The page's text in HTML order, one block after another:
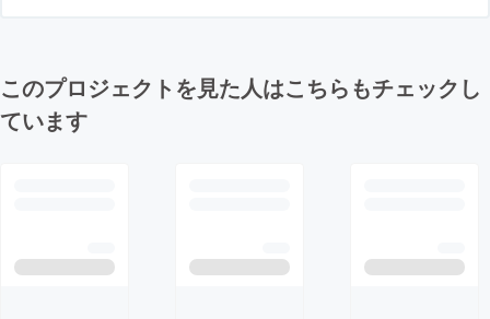
このプロジェクトを見た人はこちらもチェックし
ています